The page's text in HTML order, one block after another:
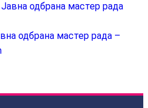
Јавна одбрана мастер рада
одбрана мастер рада –